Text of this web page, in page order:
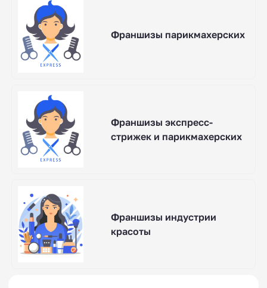
Франшизы парикмахерских
Франшизы экспресс-
стрижек и парикмахерских
Франшизы индустрии
красоты